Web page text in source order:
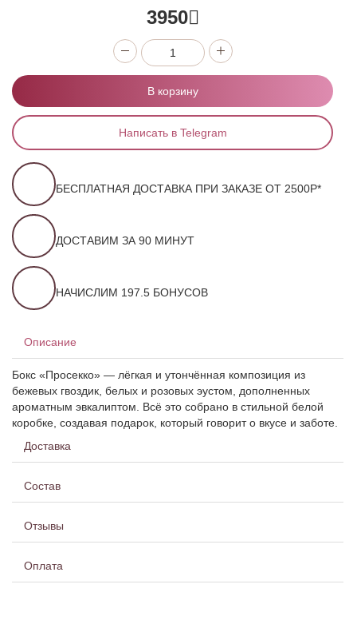
3950
В корзину
Написать в Telegram
БЕСПЛАТНАЯ ДОСТАВКА ПРИ ЗАКАЗЕ ОТ 2500Р*
ДОСТАВИМ ЗА 90 МИНУТ
НАЧИСЛИМ 197.5 БОНУСОВ
Описание
Бокс «Просекко» — лёгкая и утончённая композиция из
бежевых гвоздик, белых и розовых эустом, дополненных
ароматным эвкалиптом. Всё это собрано в стильной белой
коробке, создавая подарок, который говорит о вкусе и заботе.
Доставка
Состав
Отзывы
Оплата